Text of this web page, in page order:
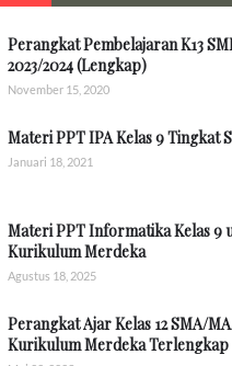
Perangkat Pembelajaran K13
2023/2024 (Lengkap)
November 15, 2020
Materi PPT IPA Kelas 9 Tingkat
Januari 18, 2021
Materi PPT Informatika Kelas 9
Kurikulum Merdeka
Agustus 18, 2025
Perangkat Ajar Kelas 12 SMA/
Kurikulum Merdeka Terlengkap